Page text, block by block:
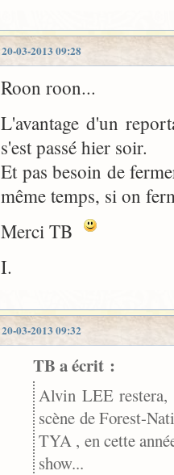
20-03-2013 09:28
Roon roon...
L'avantage d'un
s'est passé hier soir.
Et pas besoin de
même temps, si on
Merci TB
I.
20-03-2013 09:32
TB a écrit :
Alvin LEE restera,
scène de Forest-
TYA , en cette
show...